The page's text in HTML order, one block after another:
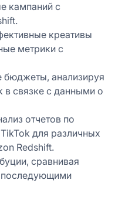
кампаний с
креативы
метрики с
бюджеты, анализируя
в связке с данными о
отчетов по
для различных
Redshift.
сравнивая
последующими